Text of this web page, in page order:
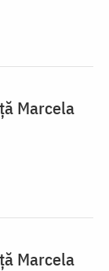
Marcela
Marcela